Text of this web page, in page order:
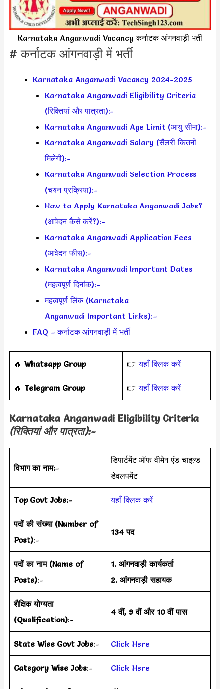
Karnataka Anganwadi Vacancy कर्नाटक आंगनवाड़ी भर्ती
# कर्नाटक आंगनवाड़ी में भर्ती
Karnataka Anganwadi Vacancy 2024-2025
Karnataka Anganwadi Eligibility Criteria
(रिक्तियां और पात्रता):-
Karnataka Anganwadi Age Limit (आयु सीमा):-
Karnataka Anganwadi Salary (सैलरी कितनी
मिलेगी):-
Karnataka Anganwadi Selection Process
(चयन प्रक्रिया):-
How to Apply Karnataka Anganwadi Jobs?
(आवेदन कैसे करें?):-
Karnataka Anganwadi Application Fees
(आवेदन फीस):-
Karnataka Anganwadi Important Dates
(महत्वपूर्ण दिनांक):-
महत्वपूर्ण लिंक (Karnataka
Anganwadi Important Links):–
FAQ – कर्नाटक आंगनवाड़ी में भर्ती
🔥 Whatsapp Group 👉यहाँ क्लिक करें
‎️‍🔥 Telegram Group 👉यहाँ क्लिक करें
Karnataka AnganwadiEligibility Criteria
(रिक्तियां और पात्रता):-
विभाग का नाम:–
डिपार्टमेंट ऑफ वीमेन एंड चाइल्ड
डेवलपमेंट
Top Govt Jobs:- यहाँ क्लिक करें
पदों की संख्या (Number of
Post):-
134 पद
पदों का नाम (Name of
Posts):-
1. आंगनवाड़ी कार्यकर्ता
2. आंगनवाड़ी सहायक
शैक्षिक योग्यता
(Qualification):-
4 वीं, 9 वीं और 10 वीं पास
State Wise Govt Jobs:- Click Here
Category Wise Jobs:- Click Here